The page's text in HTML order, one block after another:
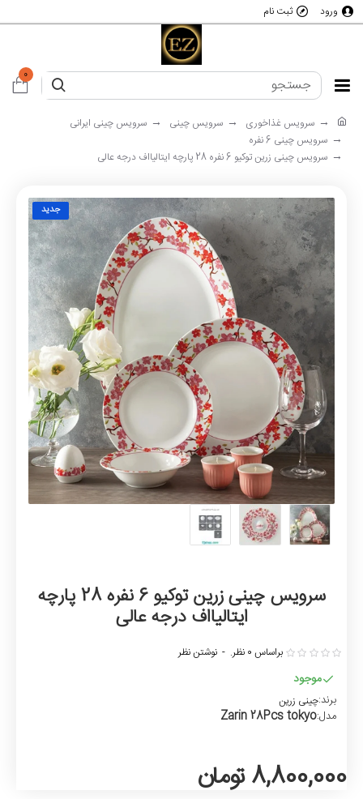
ورود ثبت نام
0
سرویس غذاخوری سرویس چینی
سرویس چینی ایرانی
سرویس چینی 6 نفره
سرویس چینی زرین توکیو 6 نفره 28 پارچه ایتالیااف درجه عالی
جدید
سرویس چینی زرین توکیو 6 نفره 28 پارچه
ایتالیااف درجه عالی
موجود
برند:چینی زرین
مدل:Zarin 28Pcs tokyo
براساس 0 نظر. - نوشتن نظر
8,800,000 تومان